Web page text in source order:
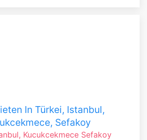
In Türkei, Istanbul,
Sefakoy
Kucukcekmece Sefakoy